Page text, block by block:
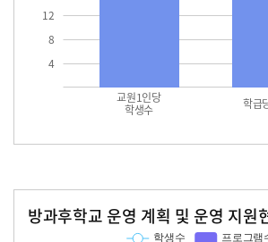
4
8
12
교원1인당
학생수 학급
방과후학교 운영 계획 및 운영 지원